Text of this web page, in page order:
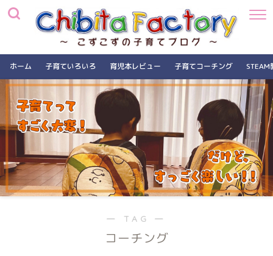
ホーム 子育ていろいろ 育児本レビュー 子育てコーチング STEAM
― TAG ―
コーチング